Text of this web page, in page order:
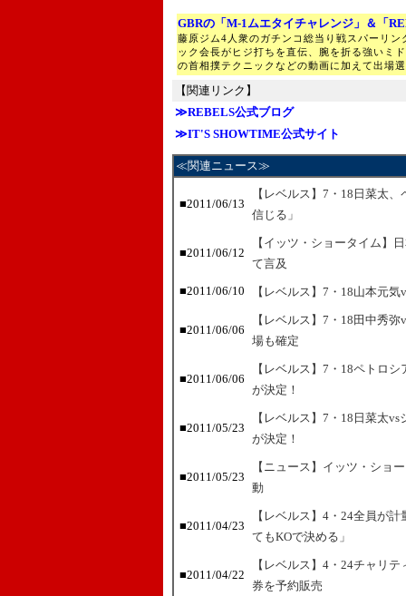
GBRの「M-1ムエタイチャレンジ」＆「
藤原ジム4人衆のガチンコ総当り戦スパーリ
ック会長がヒジ打ちを直伝、腕を折る強いミ
の首相撲テクニックなどの動画に加えて出場
【関連リンク】
≫REBELS公式ブログ
≫IT'S SHOWTIME公式サイト
≪関連ニュース≫
■2011/06/13
【レベルス】7・18日菜太
信じる」
■2011/06/12
【イッツ・ショータイム】
て言及
■2011/06/10
【レベルス】7・18山本元
■2011/06/06
【レベルス】7・18田中秀
場も確定
■2011/06/06
【レベルス】7・18ペトロ
が決定！
■2011/05/23
【レベルス】7・18日菜太
が決定！
■2011/05/23
【ニュース】イッツ・ショ
動
■2011/04/23
【レベルス】4・24全員が
てもKOで決める」
■2011/04/22
【レベルス】4・24チャリ
券を予約販売